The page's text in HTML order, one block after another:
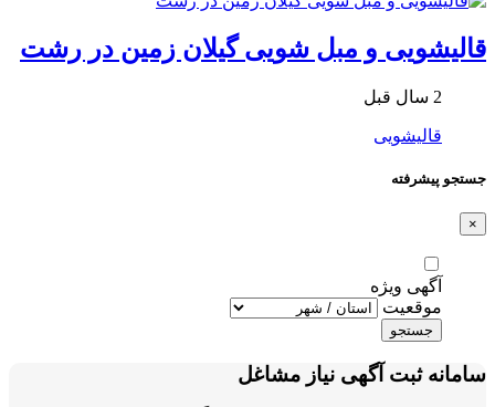
قالیشویی و مبل شویی گیلان زمین در رشت
2 سال قبل
قالیشویی
جستجو پیشرفته
×
آگهی ویژه
موقعیت
جستجو
سامانه ثبت آگهی نیاز مشاغل